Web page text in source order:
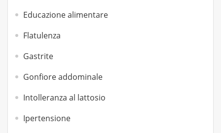
Educazione alimentare
Flatulenza
Gastrite
Gonfiore addominale
Intolleranza al lattosio
Ipertensione